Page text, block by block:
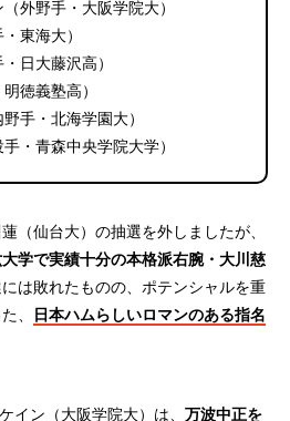
外野手・大阪学院大）
東海大）
日大藤沢高）
徳義塾高）
手・北海学園大）
・青森中央学院大学）
（仙台大）の抽選を外しましたが、
学で実績十分の本格派右腕・大川慈
は敗れたものの、ポテンシャルを重
、
日本ハムらしいロマンのある指名
イン（大阪学院大）は、 万波中正を